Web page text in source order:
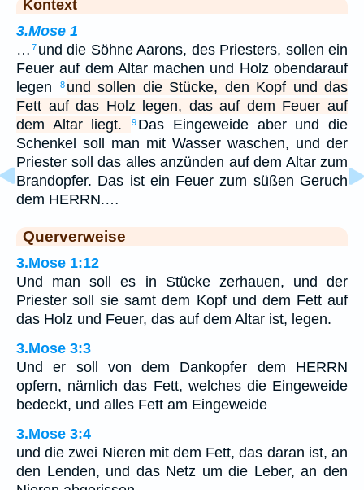
Kontext
3.Mose 1
… 7 und die Söhne Aarons, des Priesters, sollen ein
Feuer auf dem Altar machen und Holz obendarauf
legen
8 und sollen die Stücke, den Kopf und das
Fett auf das Holz legen, das auf dem Feuer auf
dem Altar liegt.
9 Das Eingeweide aber und die
Schenkel soll man mit Wasser waschen, und der
Priester soll das alles anzünden auf dem Altar zum
Brandopfer. Das ist ein Feuer zum süßen Geruch
dem HERRN.…
Querverweise
3.Mose 1:12
Und man soll es in Stücke zerhauen, und der
Priester soll sie samt dem Kopf und dem Fett auf
das Holz und Feuer, das auf dem Altar ist, legen.
3.Mose 3:3
Und er soll von dem Dankopfer dem HERRN
opfern, nämlich das Fett, welches die Eingeweide
bedeckt, und alles Fett am Eingeweide
3.Mose 3:4
und die zwei Nieren mit dem Fett, das daran ist, an
den Lenden, und das Netz um die Leber, an den